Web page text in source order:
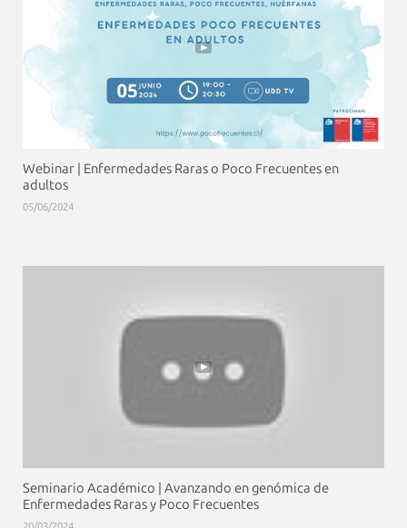
Webinar | Enfermedades Raras o Poco Frecuentes en
adultos
05/06/2024
Seminario Académico | Avanzando en genómica de
Enfermedades Raras y Poco Frecuentes